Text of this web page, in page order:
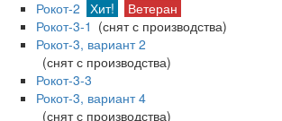
Рокот-2 Хит!
Ветеран
Рокот-3-1 (снят с производства)
Рокот-3, вариант 2
(снят с производства)
Рокот-3-3
Рокот-3, вариант 4
(снят с производства)